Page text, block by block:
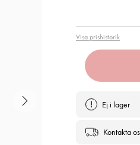
Visa prishistorik
Ej i lager
Kontakta